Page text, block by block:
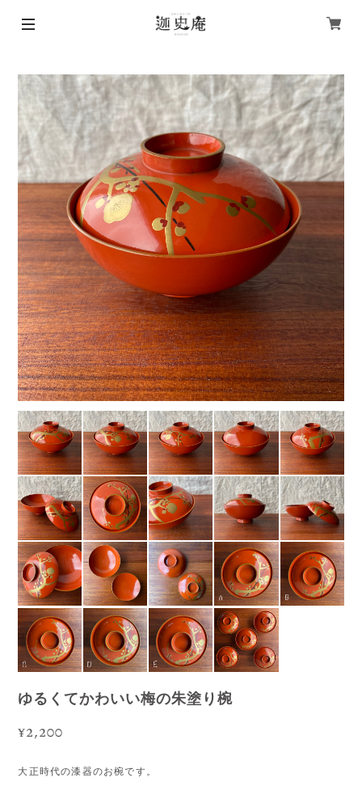
ゆるくてかわいい梅の朱塗り椀
¥2,200
大正時代の漆器のお椀です。